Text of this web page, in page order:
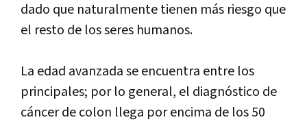
dado que naturalmente tienen más riesgo que
el resto de los seres humanos.
La edad avanzada se encuentra entre los
principales; por lo general, el diagnóstico de
cáncer de colon llega por encima de los 50